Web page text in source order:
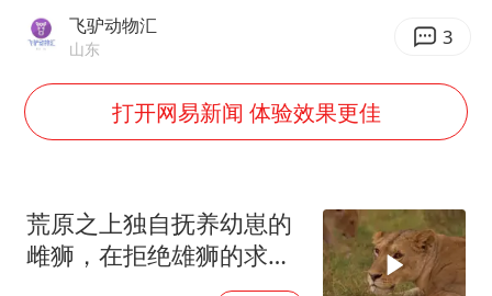
多个明星演唱会取消
万岁山接盘烂尾恒大文旅城
制冰厂工人旺季能月入一万三
习近平心系体育强国建设
飞驴动物汇
山东 3
打开网易新闻 体验效果更佳
荒原之上独自抚养幼崽的
雌狮，在拒绝雄狮的求偶
时，竟然被用饥饿来报复